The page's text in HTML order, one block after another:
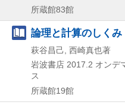
所蔵館83館
論理と計算のしくみ
萩谷昌己, 西崎真也著
岩波書店 2017.2 オンデ
ス
所蔵館19館